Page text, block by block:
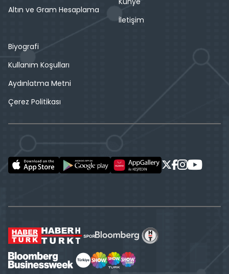
Altın ve Gram Hesaplama
İletişim
Biyografi
Kullanım Koşulları
Aydınlatma Metni
Çerez Politikası